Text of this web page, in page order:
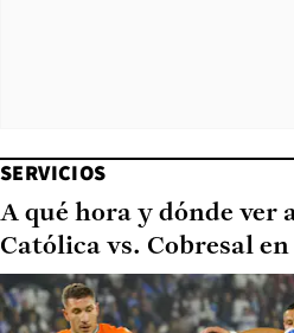
SERVICIOS
A qué hora y dónde ver
Católica vs. Cobresal